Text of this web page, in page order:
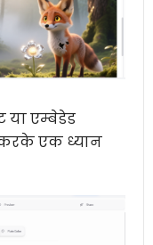
या एम्बेडेड
करके एक ध्यान